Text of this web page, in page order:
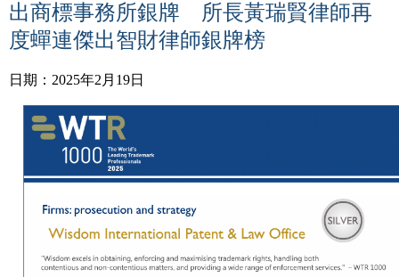
出商標事務所銀牌 所長黃瑞賢律師再
度蟬連傑出智財律師銀牌榜
日期：2025年2月19日